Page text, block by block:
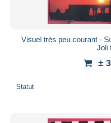
Visuel très peu courant -
Joli
±
Statut